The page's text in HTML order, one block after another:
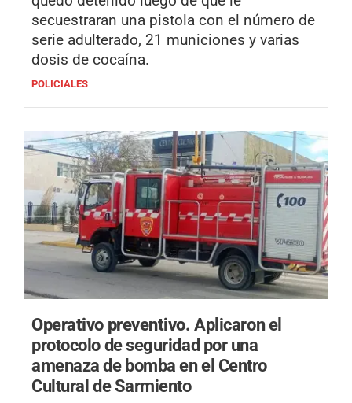
secuestraran una pistola con el número de
serie adulterado, 21 municiones y varias
dosis de cocaína.
POLICIALES
Operativo preventivo.Aplicaron el
protocolo de seguridad por una
amenaza de bomba en el Centro
Cultural de Sarmiento